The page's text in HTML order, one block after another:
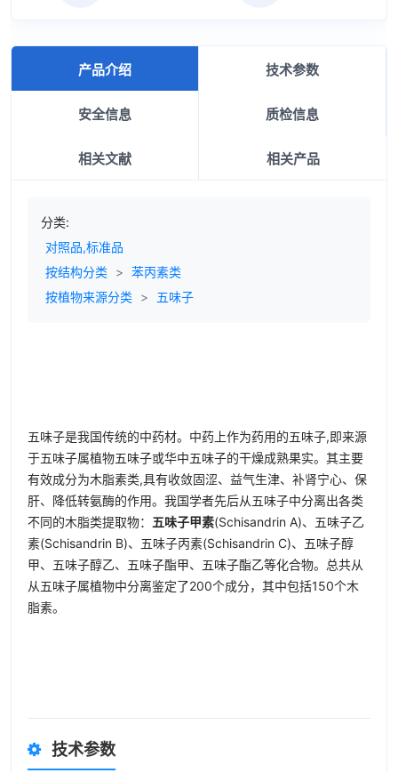
产品介绍 技术参数
安全信息 质检信息
相关文献 相关产品
分类:
对照品,标准品
按结构分类 > 苯丙素类
按植物来源分类 > 五味子
五味子是我国传统的中药材。中药上作为药用的五味子,即来源
于五味子属植物五味子或华中五味子的干燥成熟果实。其主要
有效成分为木脂素类,具有收敛固涩、益气生津、补肾宁心、保
肝、降低转氨酶的作用。我国学者先后从五味子中分离出各类
不同的木脂类提取物： 五味子甲素(Schisandrin A)、 五味子乙
素(Schisandrin B)、 五味子丙素(Schisandrin C)、五味子醇
甲、五味子醇乙、五味子酯甲、五味子酯乙等化合物。总共从
从五味子属植物中分离鉴定了200个成分，其中包括150个木
脂素。
技术参数